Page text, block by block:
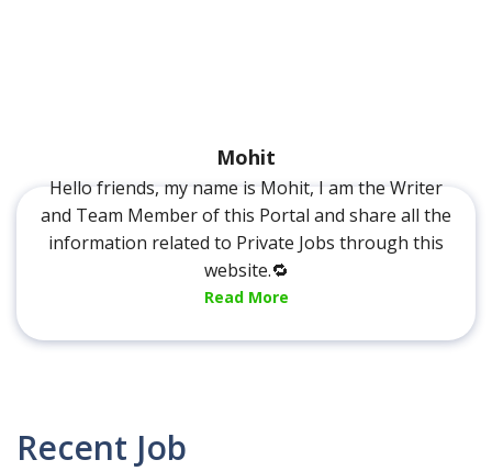
Mohit
Hello friends, my name is Mohit, I am the Writer
and Team Member of this Portal and share all the
information related to Private Jobs through this
website.🔁
Read More
Recent Job